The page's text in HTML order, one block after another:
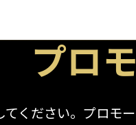
プロ
ください。プロモ